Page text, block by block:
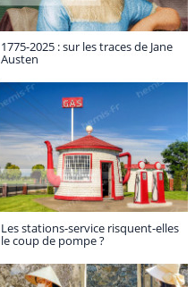
1775-2025 : sur les traces de Jane
Austen
Les stations-service risquent-elles
le coup de pompe ?